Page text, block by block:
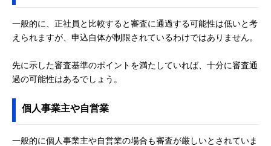
一般的に、正社員と比較すると審査に通過する可能性は低いと考
えられますが、申込自体が制限されているわけではありません。
先に示した審査基準のポイントを満たしていれば、十分に審査通
過の可能性はあるでしょう。
個人事業主や自営業
一般的に個人事業主や自営業の場合も審査が厳しいとされていま